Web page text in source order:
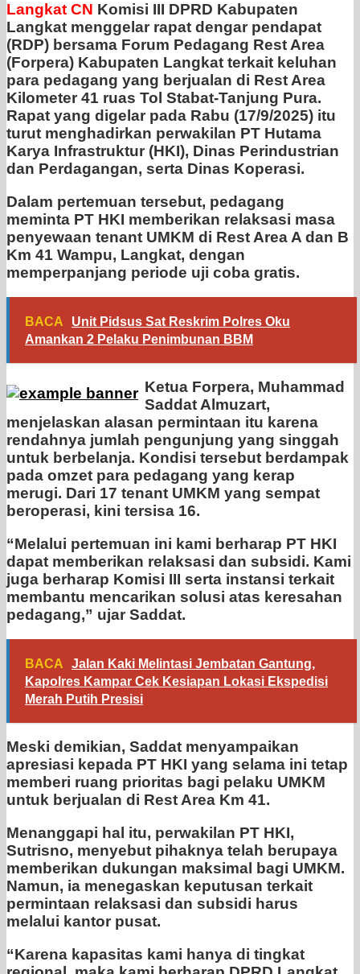
Langkat CN Komisi III DPRD Kabupaten
Langkat menggelar rapat dengar pendapat
(RDP) bersama Forum Pedagang Rest Area
(Forpera) Kabupaten Langkat terkait keluhan
para pedagang yang berjualan di Rest Area
Kilometer 41 ruas Tol Stabat-Tanjung Pura.
Rapat yang digelar pada Rabu (17/9/2025) itu
turut menghadirkan perwakilan PT Hutama
Karya Infrastruktur (HKI), Dinas Perindustrian
dan Perdagangan, serta Dinas Koperasi.
Dalam pertemuan tersebut, pedagang
meminta PT HKI memberikan relaksasi masa
penyewaan tenant UMKM di Rest Area A dan B
Km 41 Wampu, Langkat, dengan
memperpanjang periode uji coba gratis.
BACA
Unit Pidsus Sat Reskrim Polres Oku
Amankan 2 Pelaku Penimbunan BBM
Ketua Forpera, Muhammad
Saddat Almuzart,
menjelaskan alasan permintaan itu karena
rendahnya jumlah pengunjung yang singgah
untuk berbelanja. Kondisi tersebut berdampak
pada omzet para pedagang yang kerap
merugi. Dari 17 tenant UMKM yang sempat
beroperasi, kini tersisa 16.
“Melalui pertemuan ini kami berharap PT HKI
dapat memberikan relaksasi dan subsidi. Kami
juga berharap Komisi III serta instansi terkait
membantu mencarikan solusi atas keresahan
pedagang,” ujar Saddat.
BACA
Jalan Kaki Melintasi Jembatan Gantung,
Kapolres Kampar Cek Kesiapan Lokasi Ekspedisi
Merah Putih Presisi
Meski demikian, Saddat menyampaikan
apresiasi kepada PT HKI yang selama ini tetap
memberi ruang prioritas bagi pelaku UMKM
untuk berjualan di Rest Area Km 41.
Menanggapi hal itu, perwakilan PT HKI,
Sutrisno, menyebut pihaknya telah berupaya
memberikan dukungan maksimal bagi UMKM.
Namun, ia menegaskan keputusan terkait
permintaan relaksasi dan subsidi harus
melalui kantor pusat.
“Karena kapasitas kami hanya di tingkat